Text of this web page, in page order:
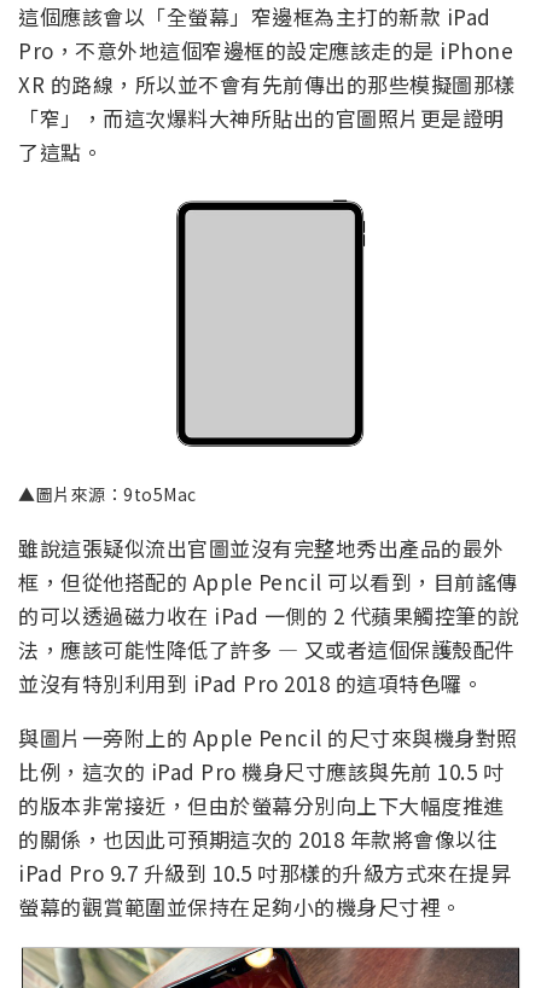
這個應該會以「全螢幕」窄邊框為主打的新款 iPad
Pro，不意外地這個窄邊框的設定應該走的是 iPhone
XR 的路線，所以並不會有先前傳出的那些模擬圖那樣
「窄」，而這次爆料大神所貼出的官圖照片更是證明
了這點。
▲圖片來源：9to5Mac
雖說這張疑似流出官圖並沒有完整地秀出產品的最外
框，但從他搭配的 Apple Pencil 可以看到，目前謠傳
的可以透過磁力收在 iPad 一側的 2 代蘋果觸控筆的說
法，應該可能性降低了許多 — 又或者這個保護殼配件
並沒有特別利用到 iPad Pro 2018 的這項特色囉。
與圖片一旁附上的 Apple Pencil 的尺寸來與機身對照
比例，這次的 iPad Pro 機身尺寸應該與先前 10.5 吋
的版本非常接近，但由於螢幕分別向上下大幅度推進
的關係，也因此可預期這次的 2018 年款將會像以往
iPad Pro 9.7 升級到 10.5 吋那樣的升級方式來在提昇
螢幕的觀賞範圍並保持在足夠小的機身尺寸裡。